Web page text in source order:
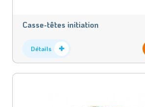
Casse-têtes initiation
Détails